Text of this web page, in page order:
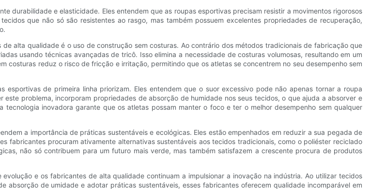
durabilidade e elasticidade. Eles entendem que as roupas esportivas precisam resistir a movimentos rigorosos
que não só são resistentes ao rasgo, mas também possuem excelentes propriedades de recuperação,
alta qualidade é o uso de construção sem costuras. Ao contrário dos métodos tradicionais de fabricação que
usando técnicas avançadas de tricô. Isso elimina a necessidade de costuras volumosas, resultando em um
costuras reduz o risco de fricção e irritação, permitindo que os atletas se concentrem no seu desempenho sem
de primeira linha priorizam. Eles entendem que o suor excessivo pode não apenas tornar a roupa
problema, incorporam propriedades de absorção de humidade nos seus tecidos, o que ajuda a absorver e
inovadora garante que os atletas possam manter o foco e ter o melhor desempenho sem qualquer
a importância de práticas sustentáveis ​​e ecológicas. Eles estão empenhados em reduzir a sua pegada de
fabricantes procuram ativamente alternativas sustentáveis ​​aos tecidos tradicionais, como o poliéster reciclado
não só contribuem para um futuro mais verde, mas também satisfazem a crescente procura de produtos
e os fabricantes de alta qualidade continuam a impulsionar a inovação na indústria. Ao utilizar tecidos
absorção de umidade e adotar práticas sustentáveis, esses fabricantes oferecem qualidade incomparável em